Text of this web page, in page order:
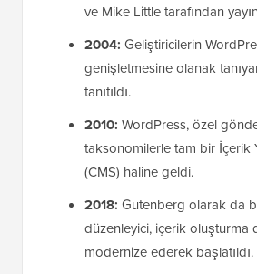
ve Mike Little tarafından
2004: Geliştiricilerin
genişletmesine olanak
tanıtıldı.
2010: WordPress, özel
taksonomilerle tam bir İçerik
(CMS) haline geldi.
2018: Gutenberg olarak da
düzenleyici, içerik oluşturma
modernize ederek başlatıldı.